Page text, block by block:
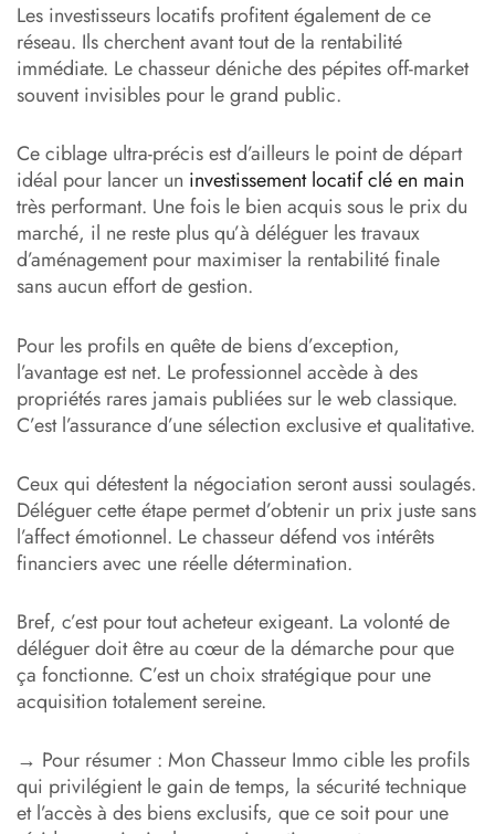
Les investisseurs locatifs profitent également de ce
réseau. Ils cherchent avant tout de la rentabilité
immédiate. Le chasseur déniche des pépites off-market
souvent invisibles pour le grand public.
Ce ciblage ultra-précis est d’ailleurs le point de départ
idéal pour lancer un investissement locatif clé en main
très performant. Une fois le bien acquis sous le prix du
marché, il ne reste plus qu’à déléguer les travaux
d’aménagement pour maximiser la rentabilité finale
sans aucun effort de gestion.
Pour les profils en quête de biens d’exception,
l’avantage est net. Le professionnel accède à des
propriétés rares jamais publiées sur le web classique.
C’est l’assurance d’une sélection exclusive et qualitative.
Ceux qui détestent la négociation seront aussi soulagés.
Déléguer cette étape permet d’obtenir un prix juste sans
l’affect émotionnel. Le chasseur défend vos intérêts
financiers avec une réelle détermination.
Bref, c’est pour tout acheteur exigeant. La volonté de
déléguer doit être au cœur de la démarche pour que
ça fonctionne. C’est un choix stratégique pour une
acquisition totalement sereine.
→ Pour résumer : Mon Chasseur Immo cible les profils
qui privilégient le gain de temps, la sécurité technique
et l’accès à des biens exclusifs, que ce soit pour une